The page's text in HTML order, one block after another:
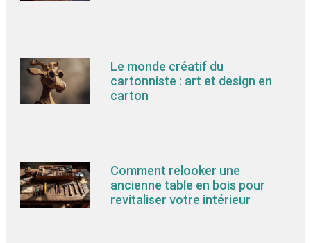
Le monde créatif du
cartonniste : art et design en
carton
Comment relooker une
ancienne table en bois pour
revitaliser votre intérieur